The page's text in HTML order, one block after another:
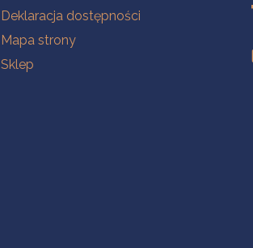
Deklaracja dostępności
Mapa strony
Sklep